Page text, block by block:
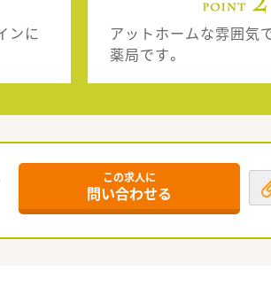
ンに
アットホームな雰囲気
薬局です。
この求人に
問い合わせる